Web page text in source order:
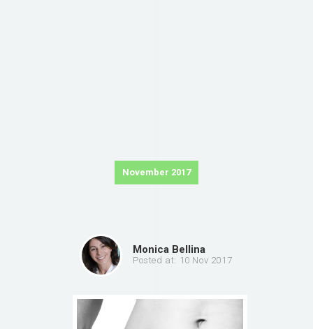
November 2017
Monica Bellina
Posted at: 10 Nov 2017